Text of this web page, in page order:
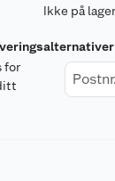
Ikke på
for